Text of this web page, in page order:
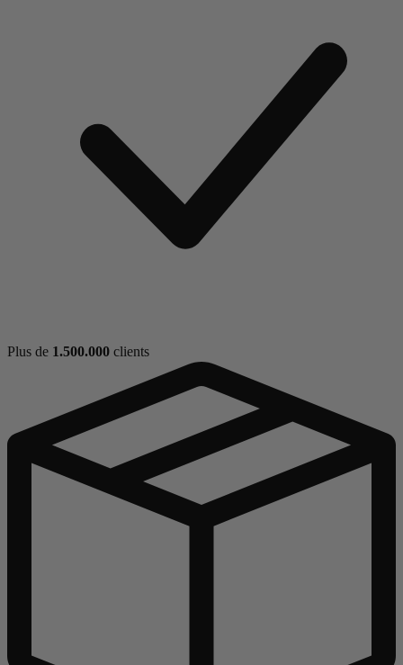
Plus de 1.500.000 clients